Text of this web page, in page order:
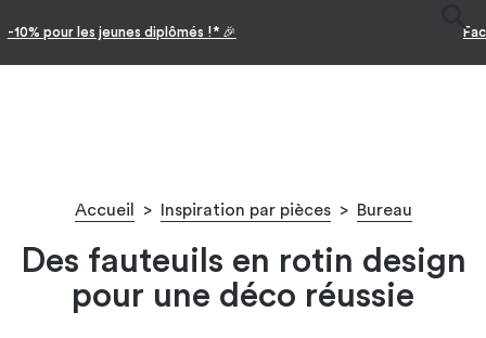
Facilitez vos achats avec le paiement en 10x
Accueil > Inspiration par pièces > Bureau
Des fauteuils en rotin design
pour une déco réussie